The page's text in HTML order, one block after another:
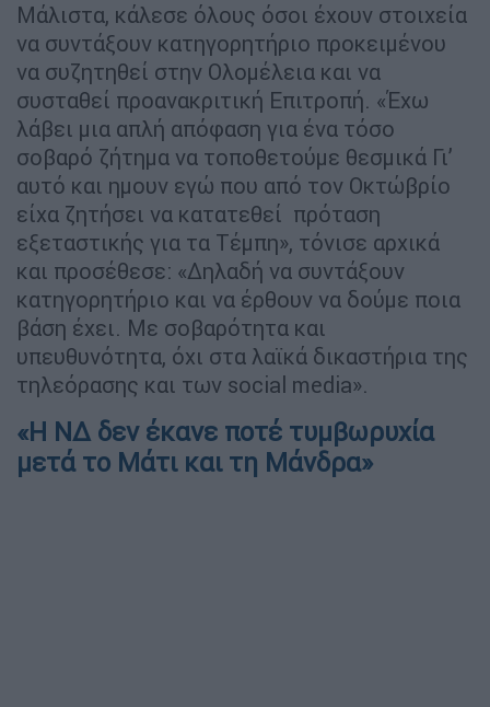
Μάλιστα, κάλεσε όλους όσοι έχουν στοιχεία
να συντάξουν κατηγορητήριο προκειμένου
να συζητηθεί στην Ολομέλεια και να
συσταθεί προανακριτική Επιτροπή. «Έχω
λάβει μια απλή απόφαση για ένα τόσο
σοβαρό ζήτημα να τοποθετούμε θεσμικά Γι’
αυτό και ημουν εγώ που από τον Οκτώβρίο
είχα ζητήσει να κατατεθεί πρόταση
εξεταστικής για τα Τέμπη», τόνισε αρχικά
και προσέθεσε: «Δηλαδή να συντάξουν
κατηγορητήριο και να έρθουν να δούμε ποια
βάση έχει. Με σοβαρότητα και
υπευθυνότητα, όχι στα λαϊκά δικαστήρια της
τηλεόρασης και των social media».
«Η ΝΔ δεν έκανε ποτέ τυμβωρυχία
μετά το Μάτι και τη Μάνδρα»